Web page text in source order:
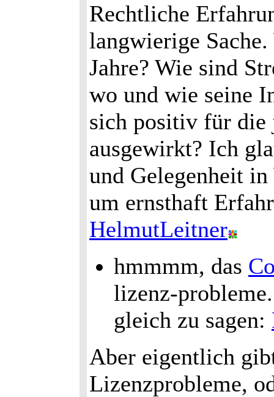
Rechtliche
langwierige
Jahre? Wie sind
wo und wie seine
sich positiv für
ausgewirkt? Ich
und Gelegenheit
um ernsthaft
HelmutLeitner
hmmmm, das
lizenz-
gleich zu sagen:
Aber eigentlich
Lizenzprobleme,